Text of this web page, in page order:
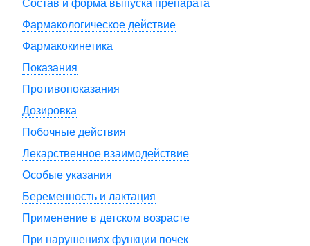
Состав и форма выпуска препарата
Фармакологическое действие
Фармакокинетика
Показания
Противопоказания
Дозировка
Побочные действия
Лекарственное взаимодействие
Особые указания
Беременность и лактация
Применение в детском возрасте
При нарушениях функции почек